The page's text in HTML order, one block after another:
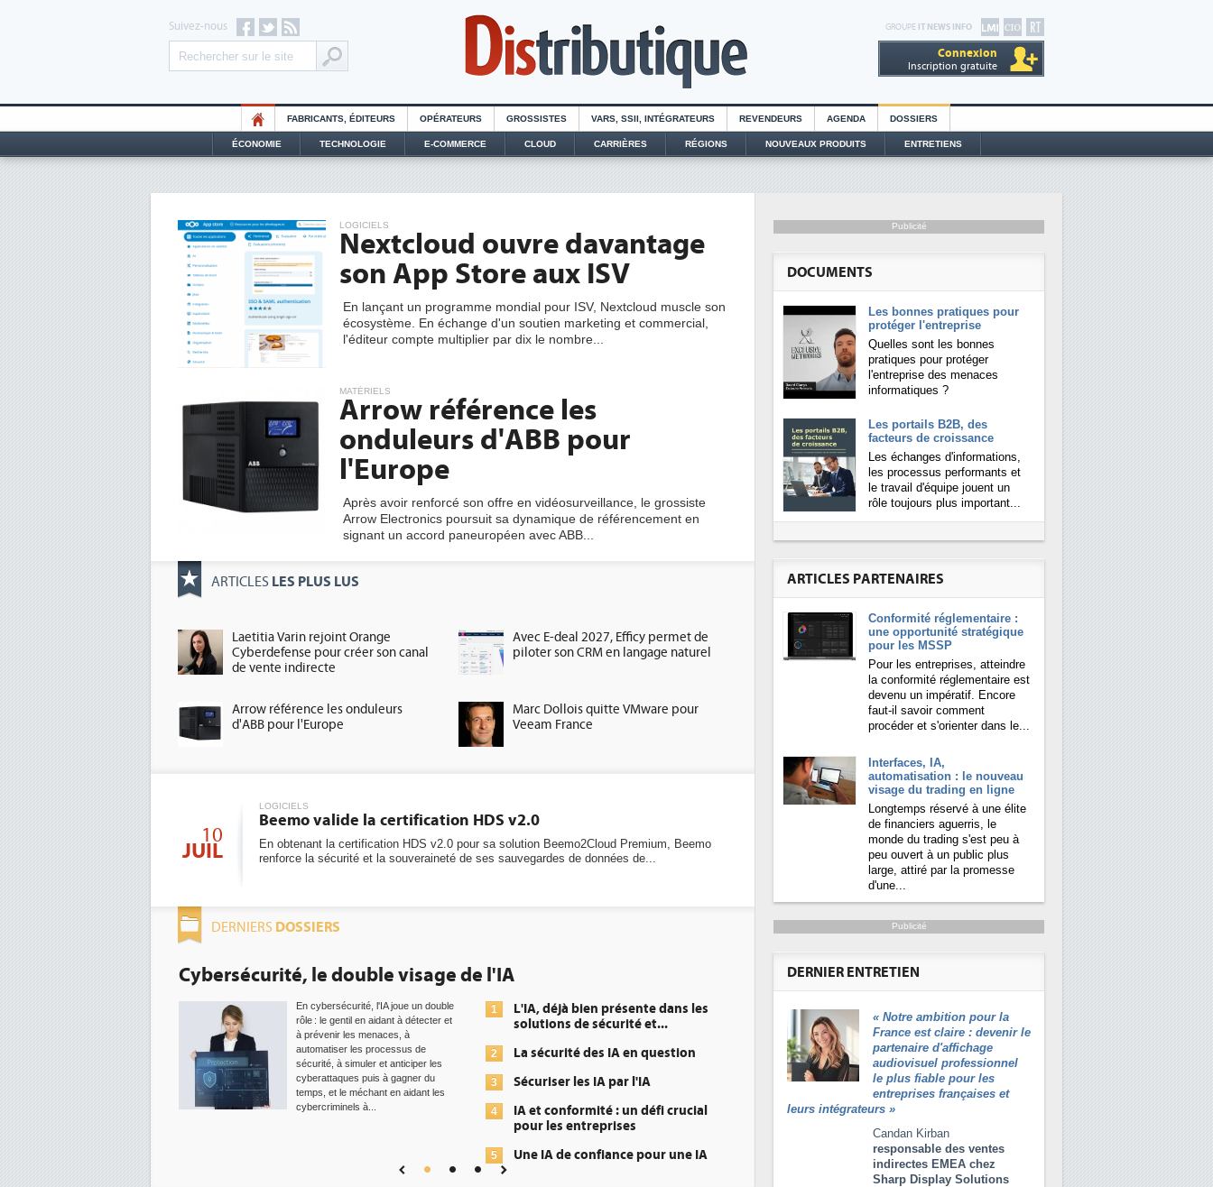
GROUPE IT NEWS INFO
Connexion
Inscription gratuite
Suivez-nous
FABRICANTS, ÉDITEURS OPÉRATEURS GROSSISTES VARS, SSII, INTÉGRATEURS REVENDEURS AGENDA DOSSIERS
ÉCONOMIE TECHNOLOGIE E-COMMERCE CLOUD CARRIÈRES RÉGIONS NOUVEAUX PRODUITS ENTRETIENS
LOGICIELS
Nextcloud ouvre davantage
son App Store aux ISV
En lançant un programme mondial pour ISV, Nextcloud muscle son
écosystème. En échange d'un soutien marketing et commercial,
l'éditeur compte multiplier par dix le nombre...
MATÉRIELS
Arrow référence les
onduleurs d'ABB pour
l'Europe
Après avoir renforcé son offre en vidéosurveillance, le grossiste
Arrow Electronics poursuit sa dynamique de référencement en
signant un accord paneuropéen avec ABB...
ARTICLES LES PLUS LUS
Laetitia Varin rejoint Orange
Cyberdefense pour créer son canal
de vente indirecte
Avec E-deal 2027, Efficy permet de
piloter son CRM en langage naturel
Arrow référence les onduleurs
d'ABB pour l'Europe
Marc Dollois quitte VMware pour
Veeam France
10
JUIL
LOGICIELS
Beemo valide la certification HDS v2.0
En obtenant la certification HDS v2.0 pour sa solution Beemo2Cloud Premium, Beemo
renforce la sécurité et la souveraineté de ses sauvegardes de données de...
DERNIERS DOSSIERS
Cybersécurité, le double visage de l'IA
En cybersécurité, l'IA joue un double
rôle : le gentil en aidant à détecter et
à prévenir les menaces, à
automatiser les processus de
sécurité, à simuler et anticiper les
cyberattaques puis à gagner du
temps, et le méchant en aidant les
cybercriminels à...
L'IA, déjà bien présente dans les
solutions de sécurité et...
La sécurité des IA en question
Sécuriser les IA par l'IA
IA et conformité : un défi crucial
pour les entreprises
Une IA de confiance pour une IA
plus sûre ?
DEE: l'efficacité énergétique bientôt une obligation
datacenters
Des datacenters plus durables et
plus efficaces, c'est ce que
recherchent les pouvoirs publics
européens avec la mise en oeuvre
de la nouvelle Directive sur
l'efficacité énergétique (DEE). Plus
précisément, l'article 12 impose que
les centres de données sont...
Publicité
DOCUMENTS
Les bonnes pratiques pour
protéger l'entreprise
Quelles sont les bonnes
pratiques pour protéger
l'entreprise des menaces
informatiques ?
Les portails B2B, des
facteurs de croissance
Les échanges d'informations,
les processus performants et
le travail d'équipe jouent un
rôle toujours plus important...
ARTICLES PARTENAIRES
Conformité réglementaire :
une opportunité stratégique
pour les MSSP
Pour les entreprises, atteindre
la conformité réglementaire est
devenu un impératif. Encore
faut-il savoir comment
procéder et s'orienter dans le...
Interfaces, IA,
automatisation : le nouveau
visage du trading en ligne
Longtemps réservé à une élite
de financiers aguerris, le
monde du trading s'est peu à
peu ouvert à un public plus
large, attiré par la promesse
d'une...
Publicité
DERNIER ENTRETIEN
« Notre ambition pour la
France est claire : devenir le
partenaire d'affichage
audiovisuel professionnel
le plus fiable pour les
entreprises françaises et
leurs intégrateurs »
Candan Kirban
responsable des ventes
indirectes EMEA chez
Sharp Display Solutions